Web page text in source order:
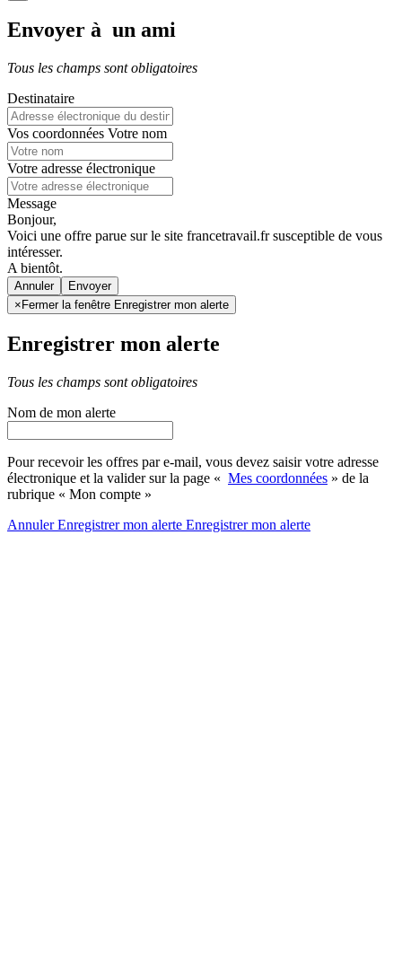
Envoyer à un ami
Tous les champs sont obligatoires
Destinataire
Vos coordonnées Votre nom
Votre adresse électronique
Message
Bonjour,
Voici une offre parue sur le site francetravail.fr susceptible de vous
intéresser.
A bientôt.
Annuler
× Fermer la fenêtre Enregistrer mon alerte
Enregistrer mon alerte
Tous les champs sont obligatoires
Nom de mon alerte
Pour recevoir les offres par e-mail, vous devez saisir votre adresse
électronique et la valider sur la page « Mes coordonnées » de la
rubrique « Mon compte »
AnnulerEnregistrer mon alerte Enregistrermon alerte